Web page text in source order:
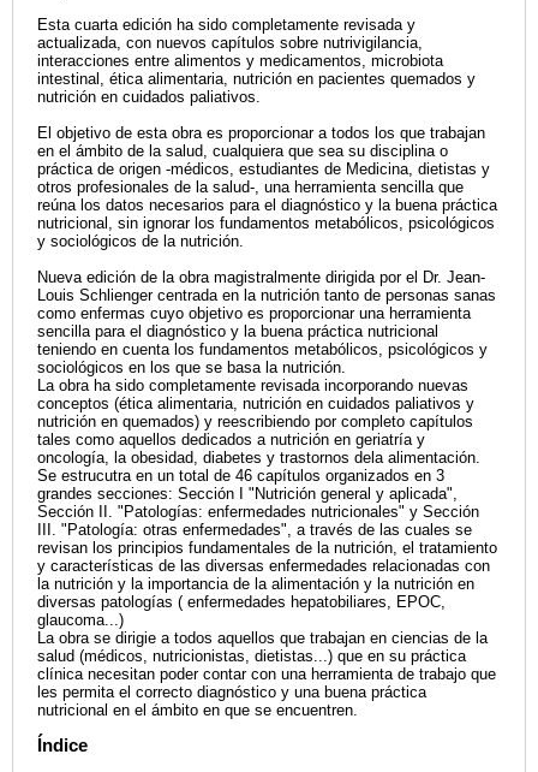
Esta cuarta edición ha sido completamente revisada y
actualizada, con nuevos capítulos sobre nutrivigilancia,
interacciones entre alimentos y medicamentos, microbiota
intestinal, ética alimentaria, nutrición en pacientes quemados y
nutrición en cuidados paliativos.
El objetivo de esta obra es proporcionar a todos los que trabajan
en el ámbito de la salud, cualquiera que sea su disciplina o
práctica de origen -médicos, estudiantes de Medicina, dietistas y
otros profesionales de la salud-, una herramienta sencilla que
reúna los datos necesarios para el diagnóstico y la buena práctica
nutricional, sin ignorar los fundamentos metabólicos, psicológicos
y sociológicos de la nutrición.
Nueva edición de la obra magistralmente dirigida por el Dr. Jean-
Louis Schlienger centrada en la nutrición tanto de personas sanas
como enfermas cuyo objetivo es proporcionar una herramienta
sencilla para el diagnóstico y la buena práctica nutricional
teniendo en cuenta los fundamentos metabólicos, psicológicos y
sociológicos en los que se basa la nutrición.
La obra ha sido completamente revisada incorporando nuevas
conceptos (ética alimentaria, nutrición en cuidados paliativos y
nutrición en quemados) y reescribiendo por completo capítulos
tales como aquellos dedicados a nutrición en geriatría y
oncología, la obesidad, diabetes y trastornos dela alimentación.
Se estrucutra en un total de 46 capítulos organizados en 3
grandes secciones: Sección I "Nutrición general y aplicada",
Sección II. "Patologías: enfermedades nutricionales" y Sección
III. "Patología: otras enfermedades", a través de las cuales se
revisan los principios fundamentales de la nutrición, el tratamiento
y características de las diversas enfermedades relacionadas con
la nutrición y la importancia de la alimentación y la nutrición en
diversas patologías ( enfermedades hepatobiliares, EPOC,
glaucoma...)
La obra se dirigie a todos aquellos que trabajan en ciencias de la
salud (médicos, nutricionistas, dietistas...) que en su práctica
clínica necesitan poder contar con una herramienta de trabajo que
les permita el correcto diagnóstico y una buena práctica
nutricional en el ámbito en que se encuentren.
Índice